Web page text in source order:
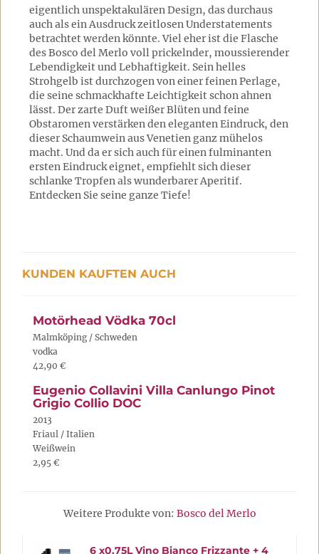
eigentlich unspektakulären Design, das durchaus
auch als ein Ausdruck zeitlosen Understatements
betrachtet werden könnte. Viel eher ist die Flasche
des Bosco del Merlo voll prickelnder, moussierender
Lebendigkeit und Lebhaftigkeit. Sein helles
Strohgelb ist durchzogen von einer feinen Perlage,
die seine schmackhafte Leichtigkeit schon ahnen
lässt. Der zarte Duft weißer Blüten und feine
Obstaromen verstärken den eleganten Eindruck, den
dieser Schaumwein aus Venetien ganz mühelos
macht. Und da er sich auch für einen fulminanten
ersten Eindruck eignet, empfiehlt sich dieser
schlanke Tropfen als wunderbarer Aperitif.
Entdecken Sie seine ganze Tiefe!
KUNDEN KAUFTEN AUCH
Motörhead Vödka 70cl
Malmköping / Schweden
vodka
42,90 €
Eugenio Collavini Villa Canlungo Pinot
Grigio Collio DOC
2013
Friaul / Italien
Weißwein
2,95 €
Weitere Produkte von: Bosco del Merlo
6 x0.75L Vino Bianco Frizzante + 4